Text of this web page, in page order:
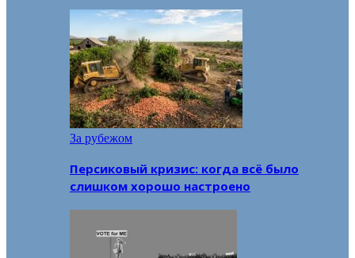
За рубежом
Персиковый кризис: когда всё было
слишком хорошо настроено